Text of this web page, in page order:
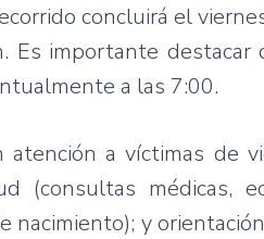
concluirá el
Es importante
a las 7:00.
atención a víctimas de
(consultas médicas,
nacimiento); y